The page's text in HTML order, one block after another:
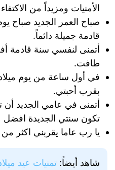
الأمنيات ومزيداً من
صباح العمر الجديد صباح
قادمة جميلة دائماً.
أتمنى لنفسي سنة قادمة
طافت.
في أول ساعة من يوم
بقرب أحبتي.
أتمنى في عامي الجديد أن
تكون سنتي الجديدة افضل
يا رب عاما يقربني اكثر
شاهد أيضاً: تمنيات عيد